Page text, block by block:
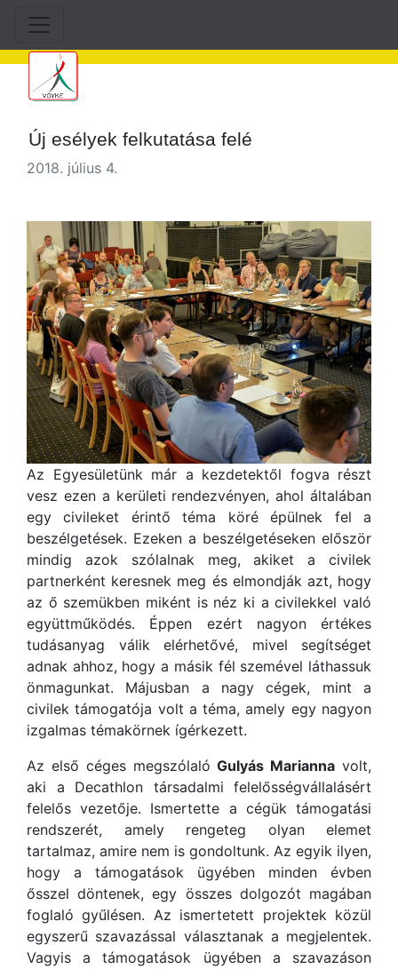
Új esélyek felkutatása felé
2018. július 4.
Az Egyesületünk már a kezdetektől fogva részt
vesz ezen a kerületi rendezvényen, ahol általában
egy civileket érintő téma köré épülnek fel a
beszélgetések. Ezeken a beszélgetéseken először
mindig azok szólalnak meg, akiket a civilek
partnerként keresnek meg és elmondják azt, hogy
az ő szemükben miként is néz ki a civilekkel való
együttműködés. Éppen ezért nagyon értékes
tudásanyag válik elérhetővé, mivel segítséget
adnak ahhoz, hogy a másik fél szemével láthassuk
önmagunkat. Májusban a nagy cégek, mint a
civilek támogatója volt a téma, amely egy nagyon
izgalmas témakörnek ígérkezett.
Az első céges megszólalóGulyás Marianna volt,
aki a Decathlon társadalmi felelősségvállalásért
felelős vezetője. Ismertette a cégük támogatási
rendszerét, amely rengeteg olyan elemet
tartalmaz, amire nem is gondoltunk. Az egyik ilyen,
hogy a támogatások ügyében minden évben
ősszel döntenek, egy összes dolgozót magában
foglaló gyűlésen. Az ismertetett projektek közül
egyszerű szavazással választanak a megjelentek.
Vagyis a támogatások ügyében a szavazáson